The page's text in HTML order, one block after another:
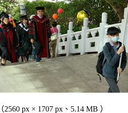
（2560 px × 1707 px、5.14 MB ）